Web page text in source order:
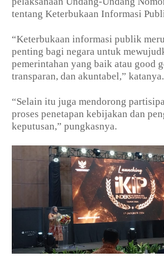
tentang Keterbukaan Informasi
“Keterbukaan informasi publik
penting bagi negara untuk
pemerintahan yang baik atau good
transparan, dan akuntabel,” katanya.
“Selain itu juga mendorong
proses penetapan kebijakan dan
keputusan,” pungkasnya.